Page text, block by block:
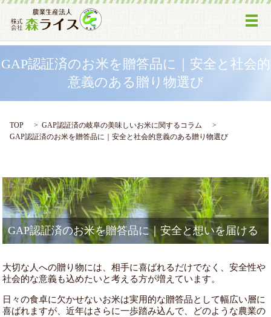
メ
GAP認証済のお米を贈答品に｜安全と社会的
意義のある贈り物選び
TOP
GAP認証済の岐阜の美味しいお米に関するコラム
GAP認証済のお米を贈答品に｜安全と社会的意義のある贈り物選び
GAP認証済のお米を贈答品に｜安全と想いを届ける
大切な人への贈り物には、相手に喜ばれるだけでなく、安全性や
社会的な意義も込めたいと考える方が増えています。
日々の食卓に欠かせないお米は実用的な贈答品として幅広い層に
喜ばれますが、近年はさらに一歩踏み込んで、どのような農業の